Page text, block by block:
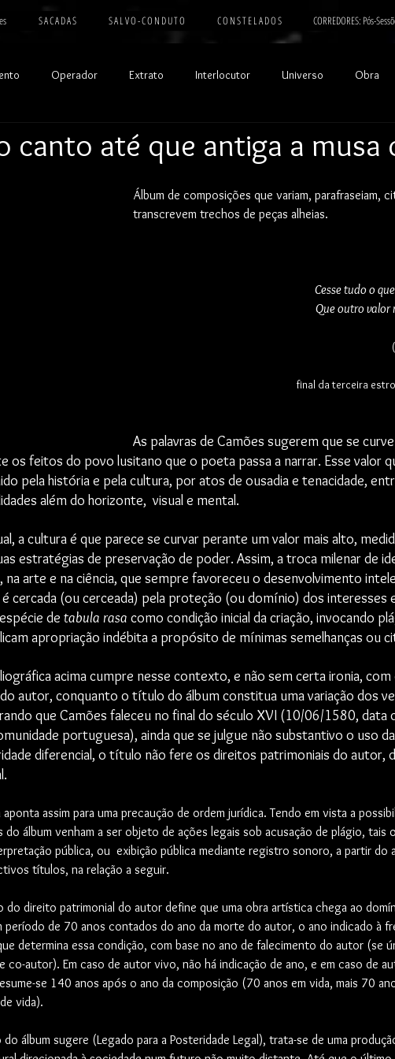
S A C A D A S S A L V O - C O N D U T O C O N S T E L A D O S CORREDORES: Pós-
Operador Extrato Interlocutor Universo Obra
canto até que antiga a musa
Álbum de composições que variam, parafraseiam,
transcrevem trechos de peças alheias.
Cesse tudo o
Que outro valor
final da terceira
As palavras de Camões sugerem que se
os feitos do povo lusitano que o poeta passa a narrar. Esse valor
pela história e pela cultura, por atos de ousadia e tenacidade,
além do horizonte,  visual e mental.
a cultura é que parece se curvar perante um valor mais alto,
estratégias de preservação de poder. Assim, a troca milenar de
na arte e na ciência, que sempre favoreceu o desenvolvimento
é cercada (ou cerceada) pela proteção (ou domínio) dos
de tabula rasa como condição inicial da criação, invocando
apropriação indébita a propósito de mínimas semelhanças ou
acima cumpre nesse contexto, e não sem certa ironia,
autor, conquanto o título do álbum constitua uma variação dos
que Camões faleceu no final do século XVI (10/06/1580, data
portuguesa), ainda que se julgue não substantivo o uso
diferencial, o título não fere os direitos patrimoniais do autor,
assim para uma precaução de ordem jurídica. Tendo em vista a
do álbum venham a ser objeto de ações legais sob acusação de plágio, tais
pública, ou  exibição pública mediante registro sonoro, a partir do
títulos, na relação a seguir.
do direito patrimonial do autor define que uma obra artística chega ao
período de 70 anos contados do ano da morte do autor, o ano indicado à
determina essa condição, com base no ano de falecimento do autor (se
co-autor). Em caso de autor vivo, não há indicação de ano, e em caso de
se 140 anos após o ano da composição (70 anos em vida, mais 70
vida).
álbum sugere (Legado para a Posteridade Legal), trata-se de uma